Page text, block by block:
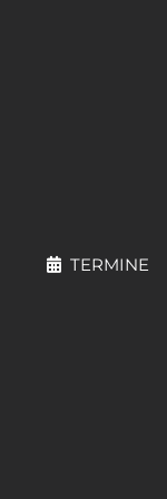
TERMINE